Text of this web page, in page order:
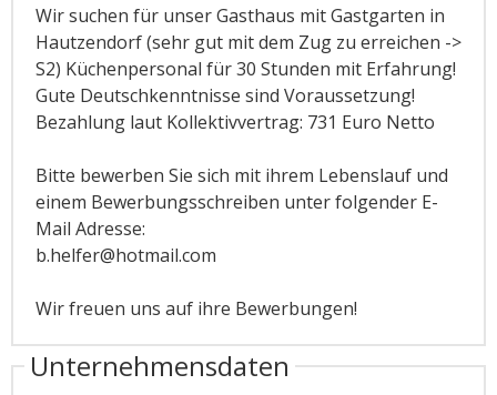
Wir suchen für unser Gasthaus mit Gastgarten in
Hautzendorf (sehr gut mit dem Zug zu erreichen ->
S2) Küchenpersonal für 30 Stunden mit Erfahrung!
Gute Deutschkenntnisse sind Voraussetzung!
Bezahlung laut Kollektivvertrag: 731 Euro Netto
Bitte bewerben Sie sich mit ihrem Lebenslauf und
einem Bewerbungsschreiben unter folgender E-
Mail Adresse:
b.helfer@hotmail.com
Wir freuen uns auf ihre Bewerbungen!
Unternehmensdaten